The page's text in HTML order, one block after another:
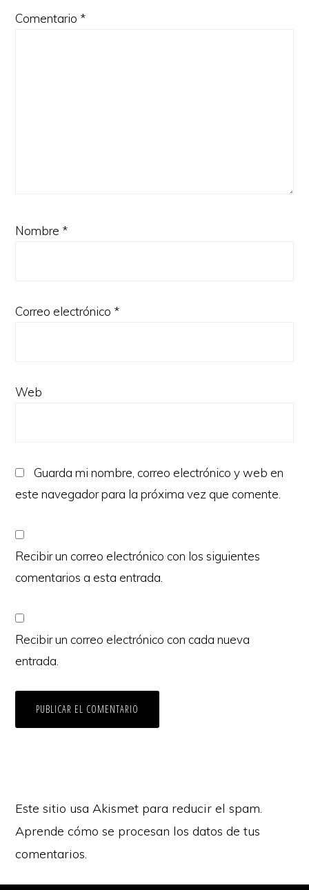
Comentario *
Nombre *
Correo electrónico *
Web
Guarda mi nombre, correo electrónico y web en
este navegador para la próxima vez que comente.
Recibir un correo electrónico con los siguientes
comentarios a esta entrada.
Recibir un correo electrónico con cada nueva
entrada.
Este sitio usa Akismet para reducir el spam.
Aprende cómo se procesan los datos de tus
comentarios.